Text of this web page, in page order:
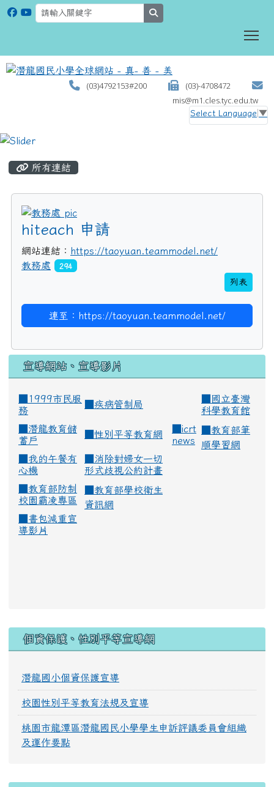
(03)4792153#200
(03)-4708472
mis@m1.cles.tyc.edu.tw
Select Language ▼
所有連結
title:教務處
hiteach 申請
網站連結： https://taoyuan.teammodel.net/
教務處
294
列表
連至：https://taoyuan.teammodel.net/
宣導網站、宣導影片
■1999市民服
務
疾病管制局
國立臺灣
科學教育館
潛龍教育儲
蓄戶
性別平等教育網
icrt
news
教育部筆
順學習網
我的午餐有
心機
消除對婦女一切
形式歧視公約計畫
教育部防制
校園霸凌專區
教育部學校衛生
資訊網
書包減重宣
導影片
個資保護、性別平等宣導網
潛龍國小個資保護宣導
校園性別平等教育法規及宣導
桃園市龍潭區潛龍國民小學學生申訴評議委員會組織
及運作要點